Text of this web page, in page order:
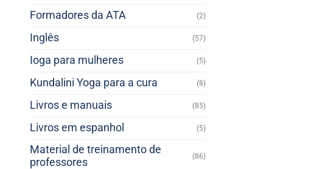
Formadores da ATA (2)
Inglês (57)
Ioga para mulheres (5)
Kundalini Yoga para a cura (8)
Livros e manuais (85)
Livros em espanhol (5)
Material de treinamento de
professores
(86)